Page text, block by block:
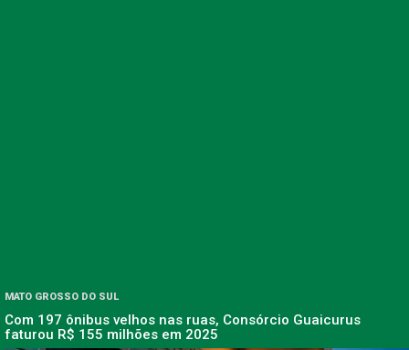
MATO GROSSO DO SUL
Com 197 ônibus velhos nas ruas, Consórcio Guaicurus
faturou R$ 155 milhões em 2025